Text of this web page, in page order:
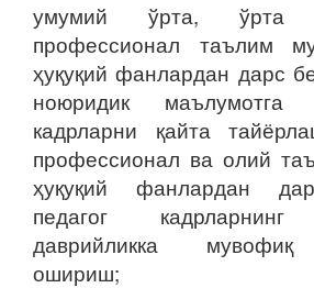
умумий ўрта, ўрта
профессионал таълим
ҳуқуқий фанлардан дарс
ноюридик маълумотга
кадрларни қайта
профессионал ва олий
ҳуқуқий фанлардан
педагог кадрларнинг
даврийликка мувофиқ
ошириш;